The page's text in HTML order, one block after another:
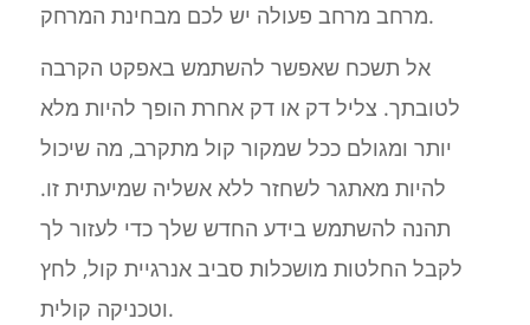
מרחב מרחב פעולה יש לכם מבחינת המרחק.
אל תשכח שאפשר להשתמש באפקט הקרבה
לטובתך. צליל דק או דק אחרת הופך להיות מלא
יותר ומגולם ככל שמקור קול מתקרב, מה שיכול
להיות מאתגר לשחזר ללא אשליה שמיעתית זו.
תהנה להשתמש בידע החדש שלך כדי לעזור לך
לקבל החלטות מושכלות סביב אנרגיית קול, לחץ
וטכניקה קולית.